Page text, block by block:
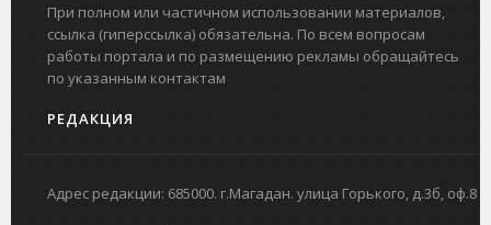
При полном или частичном использовании материалов,
ссылка (гиперссылка) обязательна. По всем вопросам
работы портала и по размещению рекламы обращайтесь
по указанным контактам
РЕДАКЦИЯ
Адрес редакции: 685000. г.Магадан. улица Горького, д.3б, оф.8